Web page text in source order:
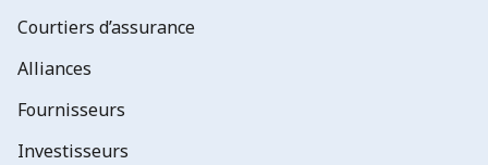
Courtiers d’assurance
Alliances
Fournisseurs
Investisseurs